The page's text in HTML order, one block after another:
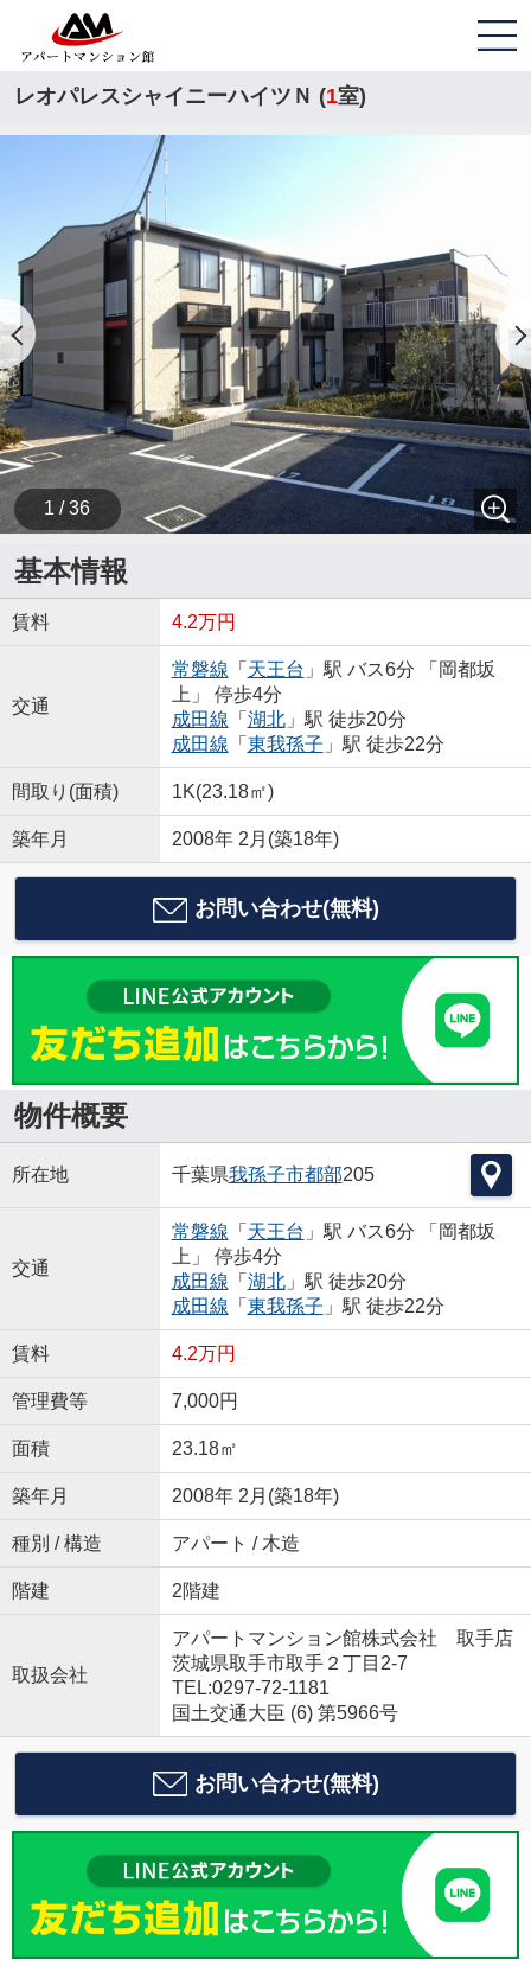
レオパレスシャイニーハイツＮ (1室)
1 / 36
基本情報
賃料 4.2万円
交通
常磐線 「 天王台 」駅 バス6分 「岡都坂
上」 停歩4分
成田線 「 湖北」駅 徒歩20分
成田線 「 東我孫子 」駅 徒歩22分
間取り(面積) 1K(23.18㎡)
築年月 2008年 2月(築18年)
お問い合わせ(無料)
物件概要
所在地 千葉県我孫子市都部205
交通
常磐線 「 天王台 」駅 バス6分 「岡都坂
上」 停歩4分
成田線 「 湖北」駅 徒歩20分
成田線 「 東我孫子 」駅 徒歩22分
賃料 4.2万円
管理費等 7,000円
面積 23.18㎡
築年月 2008年 2月(築18年)
種別 / 構造 アパート / 木造
階建 2階建
取扱会社
アパートマンション館株式会社 取手店
茨城県取手市取手２丁目2-7
TEL:0297-72-1181
国土交通大臣 (6) 第5966号
お問い合わせ(無料)